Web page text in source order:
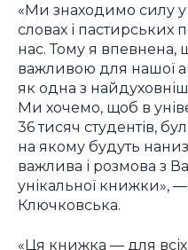
«Ми знаходимо силу
словах і пастирських
нас. Тому я впевнена,
важливою для нашої
як одна з
Ми хочемо, щоб в
36 тисяч студентів,
на якому будуть
важлива і розмова з
унікальної книжки»,
Ключковська.
«Ця книжка — для